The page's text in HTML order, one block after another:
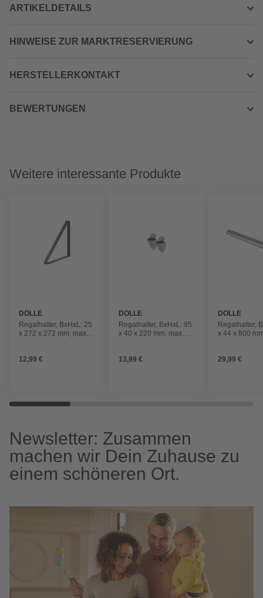
ARTIKELDETAILS
HINWEISE ZUR MARKTRESERVIERUNG
HERSTELLERKONTAKT
BEWERTUNGEN
Weitere interessante Produkte
DOLLE
Regalhalter, BxHxL: 25
x 272 x 272 mm, max.
12,99 €
DOLLE
Regalhalter, BxHxL: 95
x 40 x 220 mm, max.
13,99 €
DOLLE
Regalhalter,
x 44 x 800
29,99 €
Newsletter: Zusammen
machen wir Dein Zuhause zu
einem schöneren Ort.